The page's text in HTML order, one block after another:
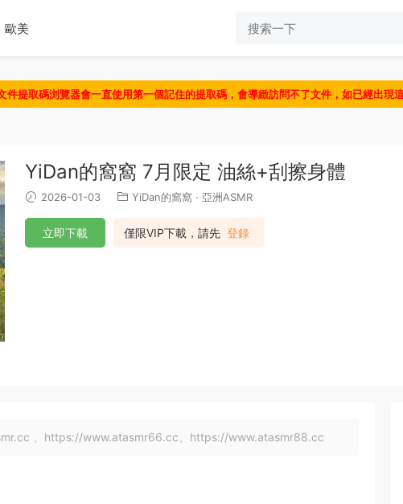
歐美
提取碼浏覽器會一直使用第一個記住的提取碼，會導緻訪問不了文件，如已經出現
YiDan的窩窩 7月限定 油絲+刮擦身體
2026-01-03 YiDan的窩窩 · 亞洲ASMR
僅限VIP下載，請先 登錄
立即下載
、https://www.atasmr66.cc、https://www.atasmr88.cc